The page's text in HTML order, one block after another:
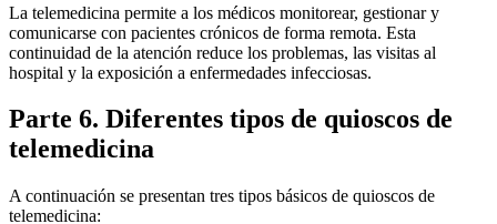
La telemedicina permite a los médicos monitorear, gestionar y
comunicarse con pacientes crónicos de forma remota. Esta
continuidad de la atención reduce los problemas, las visitas al
hospital y la exposición a enfermedades infecciosas.
Parte 6. Diferentes tipos de quioscos de
telemedicina
A continuación se presentan tres tipos básicos de quioscos de
telemedicina: